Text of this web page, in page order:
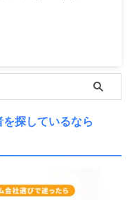
探しているなら